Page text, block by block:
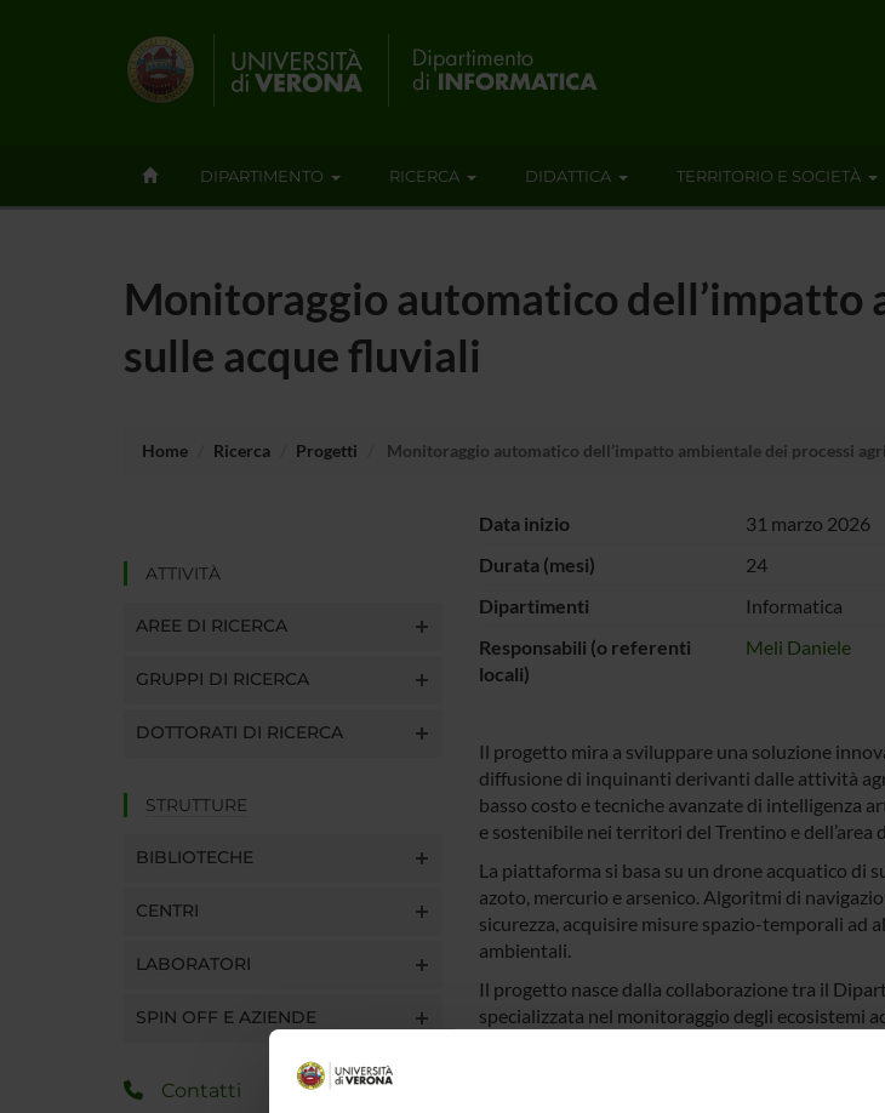
DIPARTIMENTO RICERCA DIDATTICA TERRITORIO E SOCIETÀ
Monitoraggio automatico dell’impatto
sulle acque fluviali
Home Ricerca Progetti Monitoraggio automatico dell’impatto ambientale dei processi
ATTIVITÀ
AREE DI RICERCA
GRUPPI DI RICERCA
DOTTORATI DI RICERCA
STRUTTURE
BIBLIOTECHE
CENTRI
LABORATORI
SPIN OFF E AZIENDE
Contatti
Data inizio
31 marzo 2026
Durata (mesi)
24
Dipartimenti
Informatica
Responsabili (o referenti
locali)
Meli Daniele
Il progetto mira a sviluppare una soluzione
diffusione di inquinanti derivanti dalle attività
basso costo e tecniche avanzate di intelligenza
e sostenibile nei territori del Trentino e dell’area
La piattaforma si basa su un drone acquatico di
azoto, mercurio e arsenico. Algoritmi di
sicurezza, acquisire misure spazio-temporali
ambientali.
Il progetto nasce dalla collaborazione tra il
specializzata nel monitoraggio degli ecosistemi
supportare il monitoraggio in tempo reale, la